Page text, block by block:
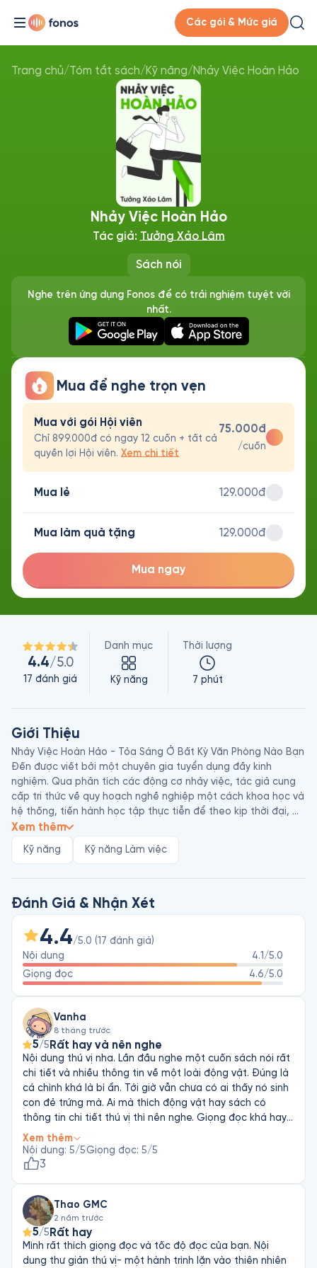
Các gói & Mức giá
Trang chủ/Tóm tắt sách/Kỹ năng/Nhảy Việc Hoàn Hảo
Sách nói
Nhảy Việc Hoàn Hảo
Tác giả: Tưởng Xảo Lâm
Nghe trên ứng dụng Fonos để có trải nghiệm tuyệt vời
nhất.
Mua để nghe trọn vẹn
Mua với gói Hội viên
Chỉ 899.000đ có ngay 12 cuốn + tất cả
quyền lợi Hội viên. Xem chi tiết
75.000đ
/cuốn
Mua lẻ 129.000đ
Mua làm quà tặng 129.000đ
Mua ngay
4.4/5.0
17 đánh giá
Danh mục
Kỹ năng
Thời lượng
7 phút
Giới Thiệu
Nhảy Việc Hoàn Hảo - Tỏa Sáng Ở Bất Kỳ Văn Phòng Nào Bạn
Đến được viết bởi một chuyên gia tuyển dụng đầy kinh
nghiệm. Qua phân tích các động cơ nhảy việc, tác giả cung
cấp tri thức về quy hoạch nghề nghiệp một cách khoa học và
hệ thống, tiến hành học tập thực tiễn để theo kịp thời đại,
cùng những cách thức vượt qua trở ngại.
Tưởng Xảo Lâm là một nhà tuyển dụng với kinh nghiệm trên
người đi tìm việc và người tuyển dụng, cô chia sẻ nhiều ví dụ
thực tế trong hơn 10 năm lựa chọn ứng viên cho vị trí giám
đốc điều hành cấp cao của các công ty và tập đoàn đa quốc
gia hàng đầu thế giới như: Motorola, Nokia, GE, IBM, AMD,
Huawei, Legend Holdings Group, Fosun Group, Wanda Group…
Xem thêm
Kỹ năng Kỹ năng Làm việc
Đánh Giá & Nhận Xét
4.4/5.0 (17 đánh giá)
Nội dung
4.1 /5.0
Giọng đọc
4.6/5.0
Vanha
8 tháng trước
5/5 Rất hay và nên nghe
Nội dung thú vị nha. Lần đầu nghe một cuốn sách nói rất
chi tiết và nhiều thông tin về một loài động vật. Đúng là
cá chình khá là bí ẩn. Tới giờ vẫn chưa có ai thấy nó sinh
con đẻ trứng mà. Ai mà thích động vật hay sách có
thông tin chi tiết thú vị thì nên nghe. Giọng đọc khá hay,
rất hợp với cuốn này. Đọc thì phát âm rất rõ nha. Mấy từ
khoa học tiếng Anh đọc chuẩn luôn. Thật tiếc là Fonos
chưa có cho tên của người đọc. Mong cho tên nha! Nói
hoặc mấy cuốn của bộ “Chân dung những người thay đổi
thế giới” (có trên Fonos) nha!
Xem thêm
Nội dung: 5/5Giọng đọc: 5/5
3
Thao GMC
2 năm trước
5/5 Rất hay
Mình rất thích giọng đọc và tốc độ đọc của bạn. Nội
dung thư giản thú vị- một hành trình lặn vào thiên nhiên